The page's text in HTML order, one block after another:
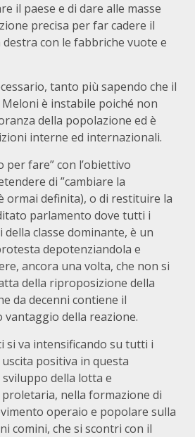
il paese e di dare alle masse
precisa per far cadere il
con le fabbriche vuote e
tanto più sapendo che il
è instabile poiché non
della popolazione ed è
interne ed internazionali.
per fare” con l’obiettivo
di ”cambiare la
ormai definita), o di restituire la
parlamento dove tutti i
classe dominante, è un
depotenziandola e
ancora una volta, che non si
della riproposizione della
da decenni contiene il
della reazione.
si va intensificando su tutti i
positiva in questa
della lotta e
proletaria, nella formazione di
operaio e popolare sulla
comini, che si scontri con il